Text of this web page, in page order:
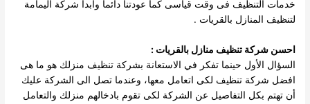
خدمات التنظيف فى وقت قياسى كما عودتنا دائما وابدا شركة اليمامة
لتنظيف المنازل بالقريات .
احسن شركة تنظيف منازل بالقريات :
السؤال الأول حينما تفكر في الاستعانة بشركة تنظيف منزلك هو ما هى
افضل شركة تنظيف لكى اتعامل معها، وعندما تصل الى الشركة عليك
أن تهتم بكل التفاصيل عن الشركة لكى تقوم بادخالهم منزلك والتعامل